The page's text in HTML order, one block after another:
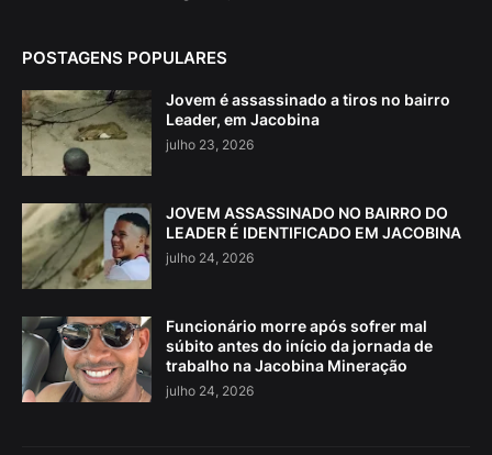
POSTAGENS POPULARES
Jovem é assassinado a tiros no bairro
Leader, em Jacobina
julho 23, 2026
JOVEM ASSASSINADO NO BAIRRO DO
LEADER É IDENTIFICADO EM JACOBINA
julho 24, 2026
Funcionário morre após sofrer mal
súbito antes do início da jornada de
trabalho na Jacobina Mineração
julho 24, 2026